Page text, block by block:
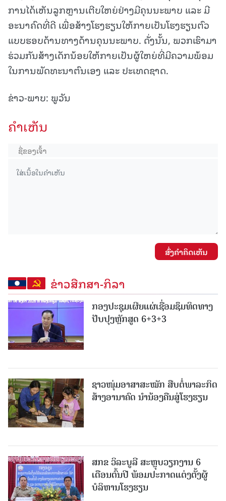
ການໄດ້ເຫັນລູກຫຼານເຕີບໃຫຍ່ຢ່າງມີຄຸນນະພາບ ແລະ ມີ
ອະນາຄົດທີ່ດີ ເພື່ອສ້າງໂຮງຮຽນໃຫ້ກາຍເປັນໂຮງຮຽນຕົວ
ແບບຮອບດ້ານທາງດ້ານຄຸນນະພາບ. ດັ່ງນັ້ນ, ພວກເຮົາມາ
ຮ່ວມກັນສ້າງເດັກນ້ອຍໃຫ້ກາຍເປັນຜູ້ໃຫຍ່ທີ່ມີຄວາມພ້ອມ
ໃນການພັດທະນາຕົນເອງ ແລະ ປະເທດຊາດ.
ຂ່າວ-ພາບ: ພູວັນ
ຄໍາເຫັນ
ສົ່ງຄໍາຄິດເຫັນ
ຂ່າວສືກສາ-ກິລາ
ກອງປະຊຸມເຜີຍແຜ່ເຊື່ອມຊຶມທິດທາງ
ປັບປຸງຫຼັກສູດ 6+3+3
ຊາວໜຸ່ມອາສາສະໝັກ ສືບຕໍ່ພາລະກິດ
ສ້າງອານາຄົດ ນໍານ້ອງຄືນສູ່ໂຮງຮຽນ
ສກຂ ວິລະບູລີ ສະຫຼຸບວຽກງານ 6
ເດືອນຕົ້ນປີ ພ້ອມປະກາດແຕ່ງຕັ້ງຜູ້
ບໍລິຫານໂຮງຮຽນ